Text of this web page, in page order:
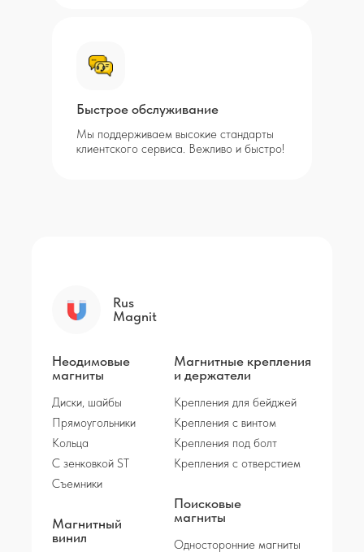
Быстрое обслуживание
Мы поддерживаем высокие стандарты
клиентского сервиса. Вежливо и быстро!
Rus
Magnit
Неодимовые
магниты
Диски, шайбы
Прямоугольники
Кольца
С зенковкой ST
Съемники
Магнитные крепления
и держатели
Крепления для бейджей
Крепления с винтом
Крепления под болт
Крепления с отверстием
Магнитный
винил
Поисковые
магниты
Односторонние магниты